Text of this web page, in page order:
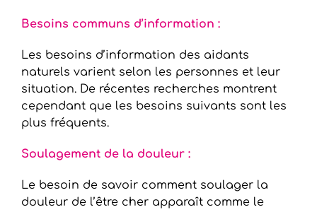
Besoins communs d’information :
Les besoins d’information des aidants
naturels varient selon les personnes et leur
situation. De récentes recherches montrent
cependant que les besoins suivants sont les
plus fréquents.
Soulagement de la douleur :
Le besoin de savoir comment soulager la
douleur de l’être cher apparaît comme le